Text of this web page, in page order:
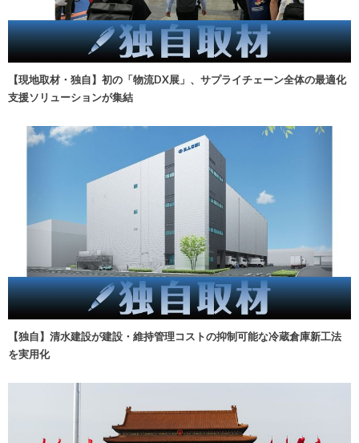
【現地取材・独自】初の「物流DX展」、サプライチェーン全体の最適化
支援ソリューションが集結
【独自】清水建設が建設・維持管理コストの抑制可能な冷蔵倉庫新工法
を実用化